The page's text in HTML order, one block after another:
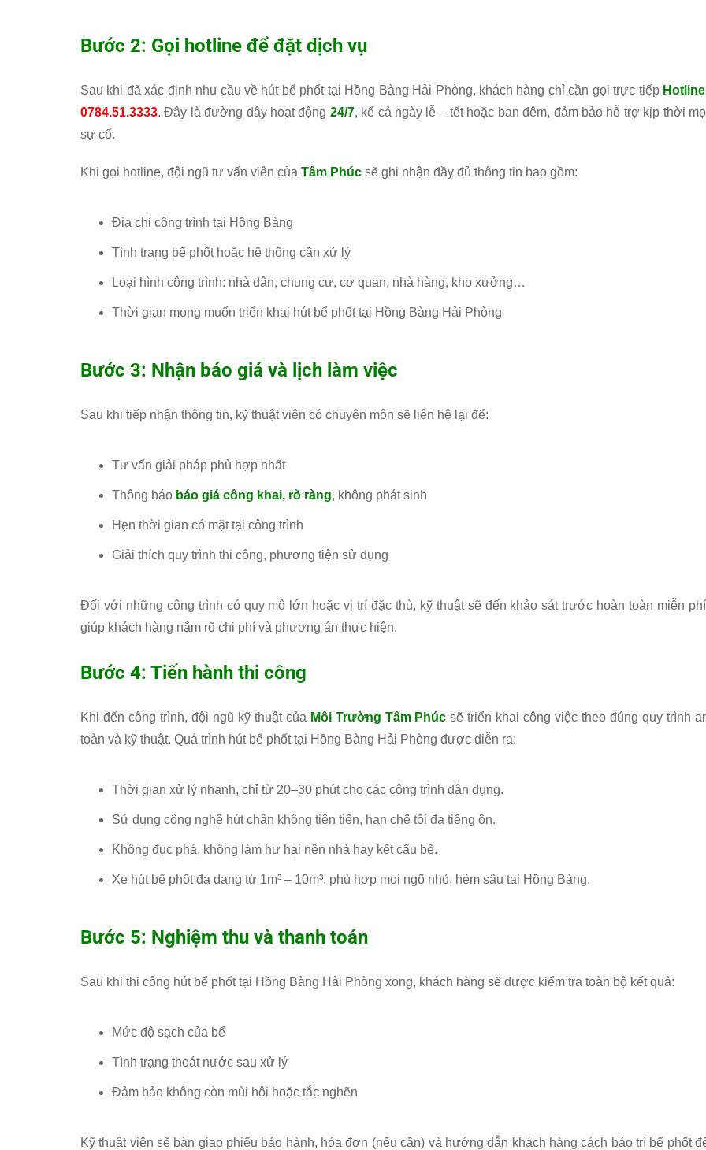
Bước 2: Gọi hotline để đặt dịch vụ
Sau khi đã xác định nhu cầu về hút bể phốt tại Hồng Bàng Hải Phòng, khách hàng chỉ cần gọi trực tiếp
0784.51.3333. Đây là đường dây hoạt động 24/7, kể cả ngày lễ – tết hoặc ban đêm, đảm bảo hỗ trợ kịp thời
sự cố.
Khi gọi hotline, đội ngũ tư vấn viên của Tâm Phúc sẽ ghi nhận đầy đủ thông tin bao gồm:
Địa chỉ công trình tại Hồng Bàng
Tình trạng bể phốt hoặc hệ thống cần xử lý
Loại hình công trình: nhà dân, chung cư, cơ quan, nhà hàng, kho xưởng…
Thời gian mong muốn triển khai hút bể phốt tại Hồng Bàng Hải Phòng
Bước 3: Nhận báo giá và lịch làm việc
Sau khi tiếp nhận thông tin, kỹ thuật viên có chuyên môn sẽ liên hệ lại để:
Tư vấn giải pháp phù hợp nhất
Thông báo báo giá công khai, rõ ràng, không phát sinh
Hẹn thời gian có mặt tại công trình
Giải thích quy trình thi công, phương tiện sử dụng
Đối với những công trình có quy mô lớn hoặc vị trí đặc thù, kỹ thuật sẽ đến khảo sát trước hoàn toàn miễn
giúp khách hàng nắm rõ chi phí và phương án thực hiện.
Bước 4: Tiến hành thi công
Khi đến công trình, đội ngũ kỹ thuật của Môi Trường Tâm Phúc sẽ triển khai công việc theo đúng quy trình
toàn và kỹ thuật. Quá trình hút bể phốt tại Hồng Bàng Hải Phòng được diễn ra:
Thời gian xử lý nhanh, chỉ từ 20–30 phút cho các công trình dân dụng.
Sử dụng công nghệ hút chân không tiên tiến, hạn chế tối đa tiếng ồn.
Không đục phá, không làm hư hại nền nhà hay kết cấu bể.
Xe hút bể phốt đa dạng từ 1m³ – 10m³, phù hợp mọi ngõ nhỏ, hẻm sâu tại Hồng Bàng.
Bước 5: Nghiệm thu và thanh toán
Sau khi thi công hút bể phốt tại Hồng Bàng Hải Phòng xong, khách hàng sẽ được kiểm tra toàn bộ kết quả:
Mức độ sạch của bể
Tình trạng thoát nước sau xử lý
Đảm bảo không còn mùi hôi hoặc tắc nghẽn
Kỹ thuật viên sẽ bàn giao phiếu bảo hành, hóa đơn (nếu cần) và hướng dẫn khách hàng cách bảo trì bể phốt